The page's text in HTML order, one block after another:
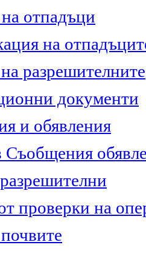
отпадъци
на
разрешителните
документи
и обявления
проверки на